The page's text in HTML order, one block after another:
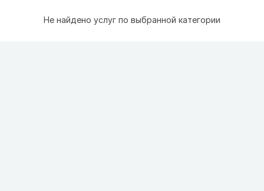
Не найдено услуг по выбранной категории